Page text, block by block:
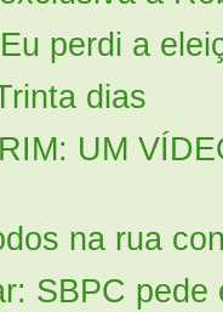
perdi a
dias
UM
na rua
SBPC